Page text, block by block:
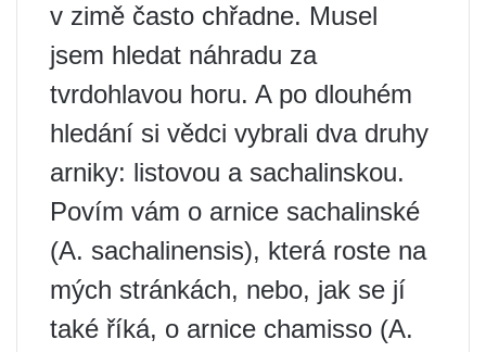
v zimě často chřadne. Musel
jsem hledat náhradu za
tvrdohlavou horu. A po dlouhém
hledání si vědci vybrali dva druhy
arniky: listovou a sachalinskou.
Povím vám o arnice sachalinské
(A. sachalinensis), která roste na
mých stránkách, nebo, jak se jí
také říká, o arnice chamisso (A.